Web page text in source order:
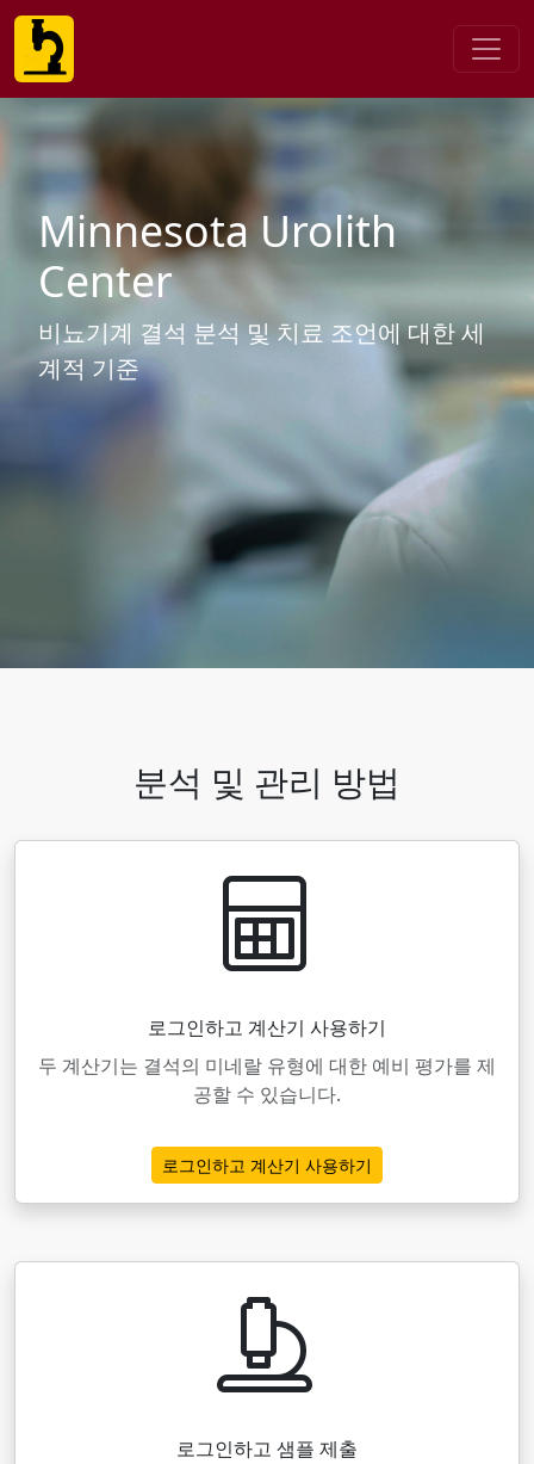
Minnesota Urolith
Center
비뇨기계 결석 분석 및 치료 조언에 대한 세
계적 기준
분석 및 관리 방법
로그인하고 계산기 사용하기
두 계산기는 결석의 미네랄 유형에 대한 예비 평가를 제
공할 수 있습니다.
로그인하고 계산기 사용하기
로그인하고 샘플 제출